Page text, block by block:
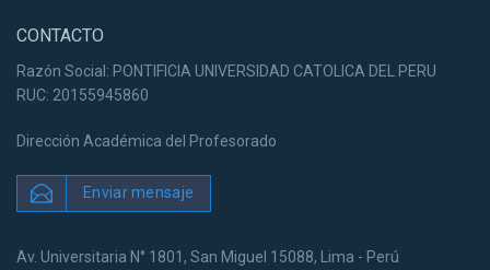
CONTACTO
Razón Social: PONTIFICIA UNIVERSIDAD CATOLICA DEL PERU
RUC: 20155945860
Dirección Académica del Profesorado
Enviar mensaje
Av. Universitaria N° 1801, San Miguel 15088, Lima - Perú